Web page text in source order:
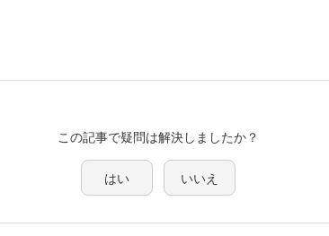
この記事で疑問は解決しましたか？
はい いいえ